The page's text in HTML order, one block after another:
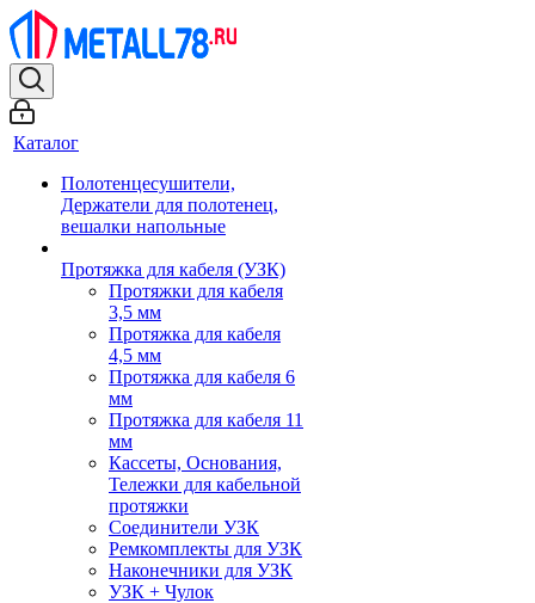
Каталог
Полотенцесушители,
Держатели для полотенец,
вешалки напольные
Протяжка для кабеля (УЗК)
Протяжки для кабеля
3,5 мм
Протяжка для кабеля
4,5 мм
Протяжка для кабеля 6
мм
Протяжка для кабеля 11
мм
Кассеты, Основания,
Тележки для кабельной
протяжки
Соединители УЗК
Ремкомплекты для УЗК
Наконечники для УЗК
УЗК + Чулок